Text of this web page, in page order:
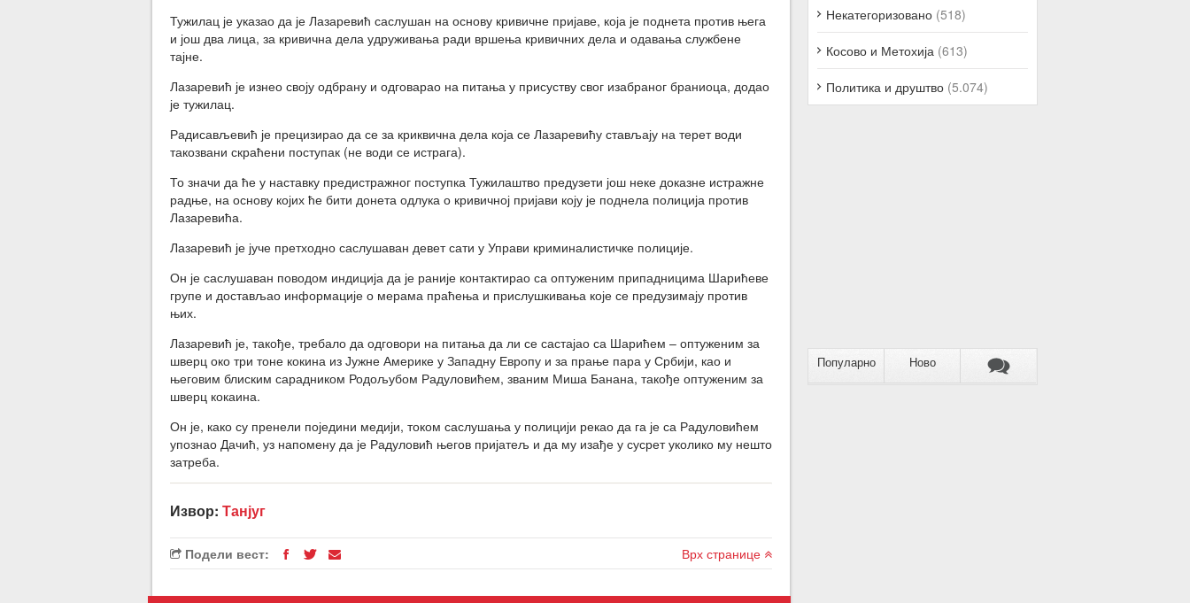
Тужилац је указао да је Лазаревић саслушан на основу кривичне пријаве, која је поднета против њега
и још два лица, за кривична дела удруживања ради вршења кривичних дела и одавања службене
тајне.
Лазаревић је изнео своју одбрану и одговарао на питања у присуству свог изабраног браниоца, додао
је тужилац.
Радисављевић је прецизирао да се за криквична дела која се Лазаревићу стављају на терет води
такозвани скраћени поступак (не води се истрага).
То значи да ће у наставку предистражног поступка Тужилаштво предузети још неке доказне истражне
радње, на основу којих ће бити донета одлука о кривичној пријави коју је поднела полиција против
Лазаревића.
Лазаревић је јуче претходно саслушаван девет сати у Управи криминалистичке полиције.
Он је саслушаван поводом индиција да је раније контактирао са оптуженим припадницима Шарићеве
групе и достављао информације о мерама праћења и прислушкивања које се предузимају против
њих.
Лазаревић је, такође, требало да одговори на питања да ли се састајао са Шарићем – оптуженим за
шверц око три тоне кокина из Јужне Америке у Западну Европу и за прање пара у Србији, као и
његовим блиским сарадником Родољубом Радуловићем, званим Миша Банана, такође оптуженим за
шверц кокаина.
Он је, како су пренели поједини медији, током саслушања у полицији рекао да га је са Радуловићем
упознао Дачић, уз напомену да је Радуловић његов пријатељ и да му изађе у сусрет уколико му нешто
затреба.
Извор: Танјуг
Подели вест: Врх странице
Некатегоризовано (518)
Косово и Метохија (613)
Политика и друштво (5.074)
Популарно Ново